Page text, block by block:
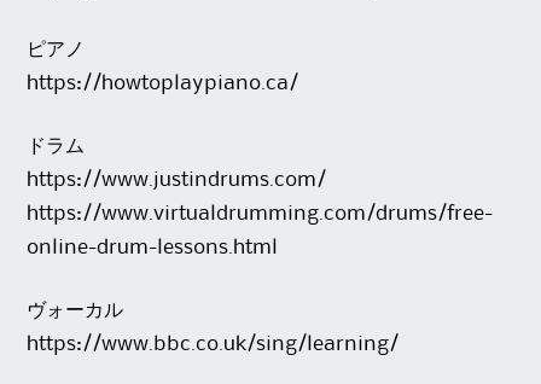
ピアノ
https://howtoplaypiano.ca/
ドラム
https://www.justindrums.com/
https://www.virtualdrumming.com/drums/free-
online-drum-lessons.html
ヴォーカル
https://www.bbc.co.uk/sing/learning/